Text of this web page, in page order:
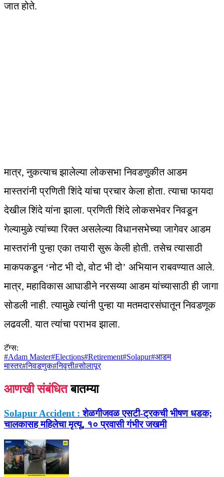
जात होते.
मात्र, नुकत्याच झालेल्या लोकसभा निवडणुकीत आडम
मास्तरांनी प्रणिती शिंदे यांचा प्रचार केला होता. त्याचा फायदा
देखील शिंदे यांना झाला. प्रणिती शिंदे लोकसभेवर निवडून
गेल्यामुळे त्यांच्या रिक्त असलेल्या विधानसभेच्या जागेवर आडम
मास्तरांनी पुन्हा एका तयारी सुरू केली होती. तसेच त्यासाठी
माकपकडून ‘नोट भी दो, वोट भी दो’ अभियान राबवण्यात आले.
मात्र, महाविकास आघाडीने नरसय्या आडम यांच्यासाठी ही जागा
सोडली नाही. त्यामुळे त्यांनी पुन्हा या मतमदारसंघातून निवडणूक
लढवली. यात त्यांचा पराभव झाला.
टॅग्स:
#Adam Master#Elections#Retirement#Solapur#आडम
मास्तर#निवडणुक#निवृत्ती#सोलापूर
आणखी संबंधित बातम्या
Solapur Accident : शेळगीजवळ एसटी-ट्रकची भीषण धडक;
चालकासह महिलेचा मृत्यू, १० प्रवासी गंभीर जखमी